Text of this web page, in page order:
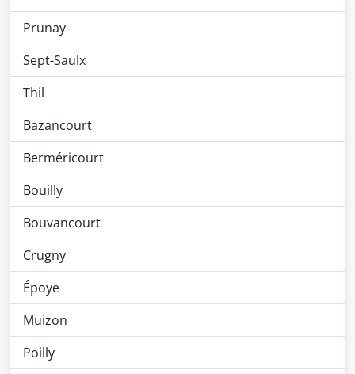
Prunay
Sept-Saulx
Thil
Bazancourt
Berméricourt
Bouilly
Bouvancourt
Crugny
Époye
Muizon
Poilly